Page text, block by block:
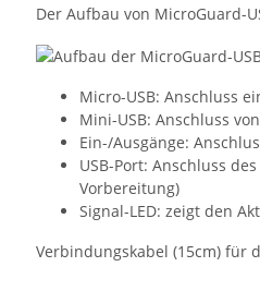
Der Aufbau von MicroGuard-
Micro-USB: Anschluss
Mini-USB: Anschluss
Ein-/Ausgänge:
USB-Port: Anschluss
Vorbereitung)
Signal-LED: zeigt den
Verbindungskabel (15cm) für